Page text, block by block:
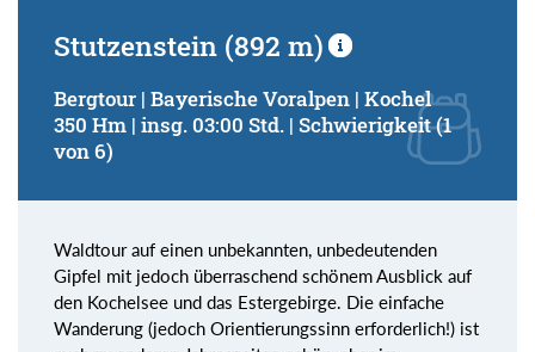
Stutzenstein (892 m)
Bergtour | Bayerische Voralpen | Kochel
350 Hm | insg. 03:00 Std. | Schwierigkeit (1
von 6)
Waldtour auf einen unbekannten, unbedeutenden
Gipfel mit jedoch überraschend schönem Ausblick auf
den Kochelsee und das Estergebirge. Die einfache
Wanderung (jedoch Orientierungssinn erforderlich!) ist